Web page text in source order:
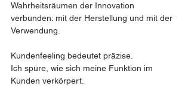
Wahrheitsräumen der Innovation
verbunden: mit der Herstellung und mit der
Verwendung.
Kundenfeeling bedeutet präzise.
Ich spüre, wie sich meine Funktion im
Kunden verkörpert.